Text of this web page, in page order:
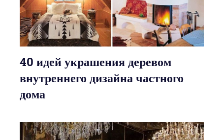
40 идей украшения деревом
внутреннего дизайна частного
дома